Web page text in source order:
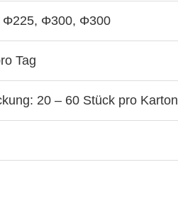
Φ300, Φ300
Tag
20 – 60 Stück pro Karton